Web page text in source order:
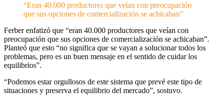
“Eran 40.000 productores que veían con preocupación
que sus opciones de comercialización se achicaban”
Ferber enfatizó que “eran 40.000 productores que veían con
preocupación que sus opciones de comercialización se achicaban”.
Planteó que esto “no significa que se vayan a solucionar todos los
problemas, pero es un buen mensaje en el sentido de cuidar los
equilibrios”.
“Podemos estar orgullosos de este sistema que prevé este tipo de
situaciones y preserva el equilibrio del mercado”, sostuvo.